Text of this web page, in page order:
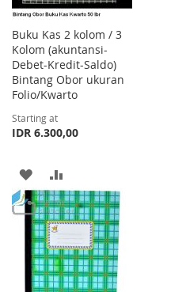
Buku Kas 2 kolom / 3
Kolom (akuntansi-
Debet-Kredit-Saldo)
Bintang Obor ukuran
Folio/Kwarto
Starting at
IDR 6.300,00
ADD
TO
WISH
LIST
TO
COMPARE